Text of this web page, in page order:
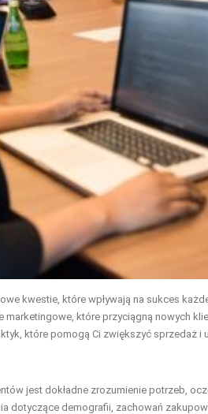
kwestie, które wpływają na sukces
które przyciągną nowych
które pomogą Ci zwiększyć sprzedaż i
jest dokładne zrozumienie potrzeb,
dotyczące demografii, zachowań